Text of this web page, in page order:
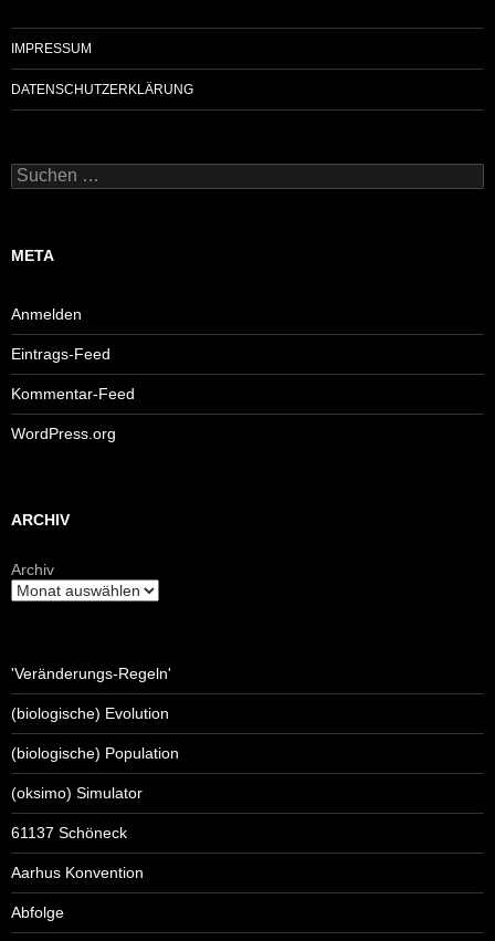
IMPRESSUM
DATENSCHUTZERKLÄRUNG
Suchen
nach:
META
Anmelden
Eintrags-Feed
Kommentar-Feed
WordPress.org
ARCHIV
Archiv
'Veränderungs-Regeln'
(biologische) Evolution
(biologische) Population
(oksimo) Simulator
61137 Schöneck
Aarhus Konvention
Abfolge